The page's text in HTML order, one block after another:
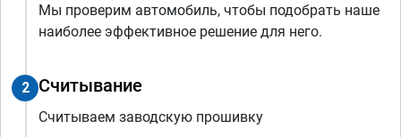
Мы проверим автомобиль, чтобы подобрать наше
наиболее эффективное решение для него.
2 Считывание
Считываем заводскую прошивку